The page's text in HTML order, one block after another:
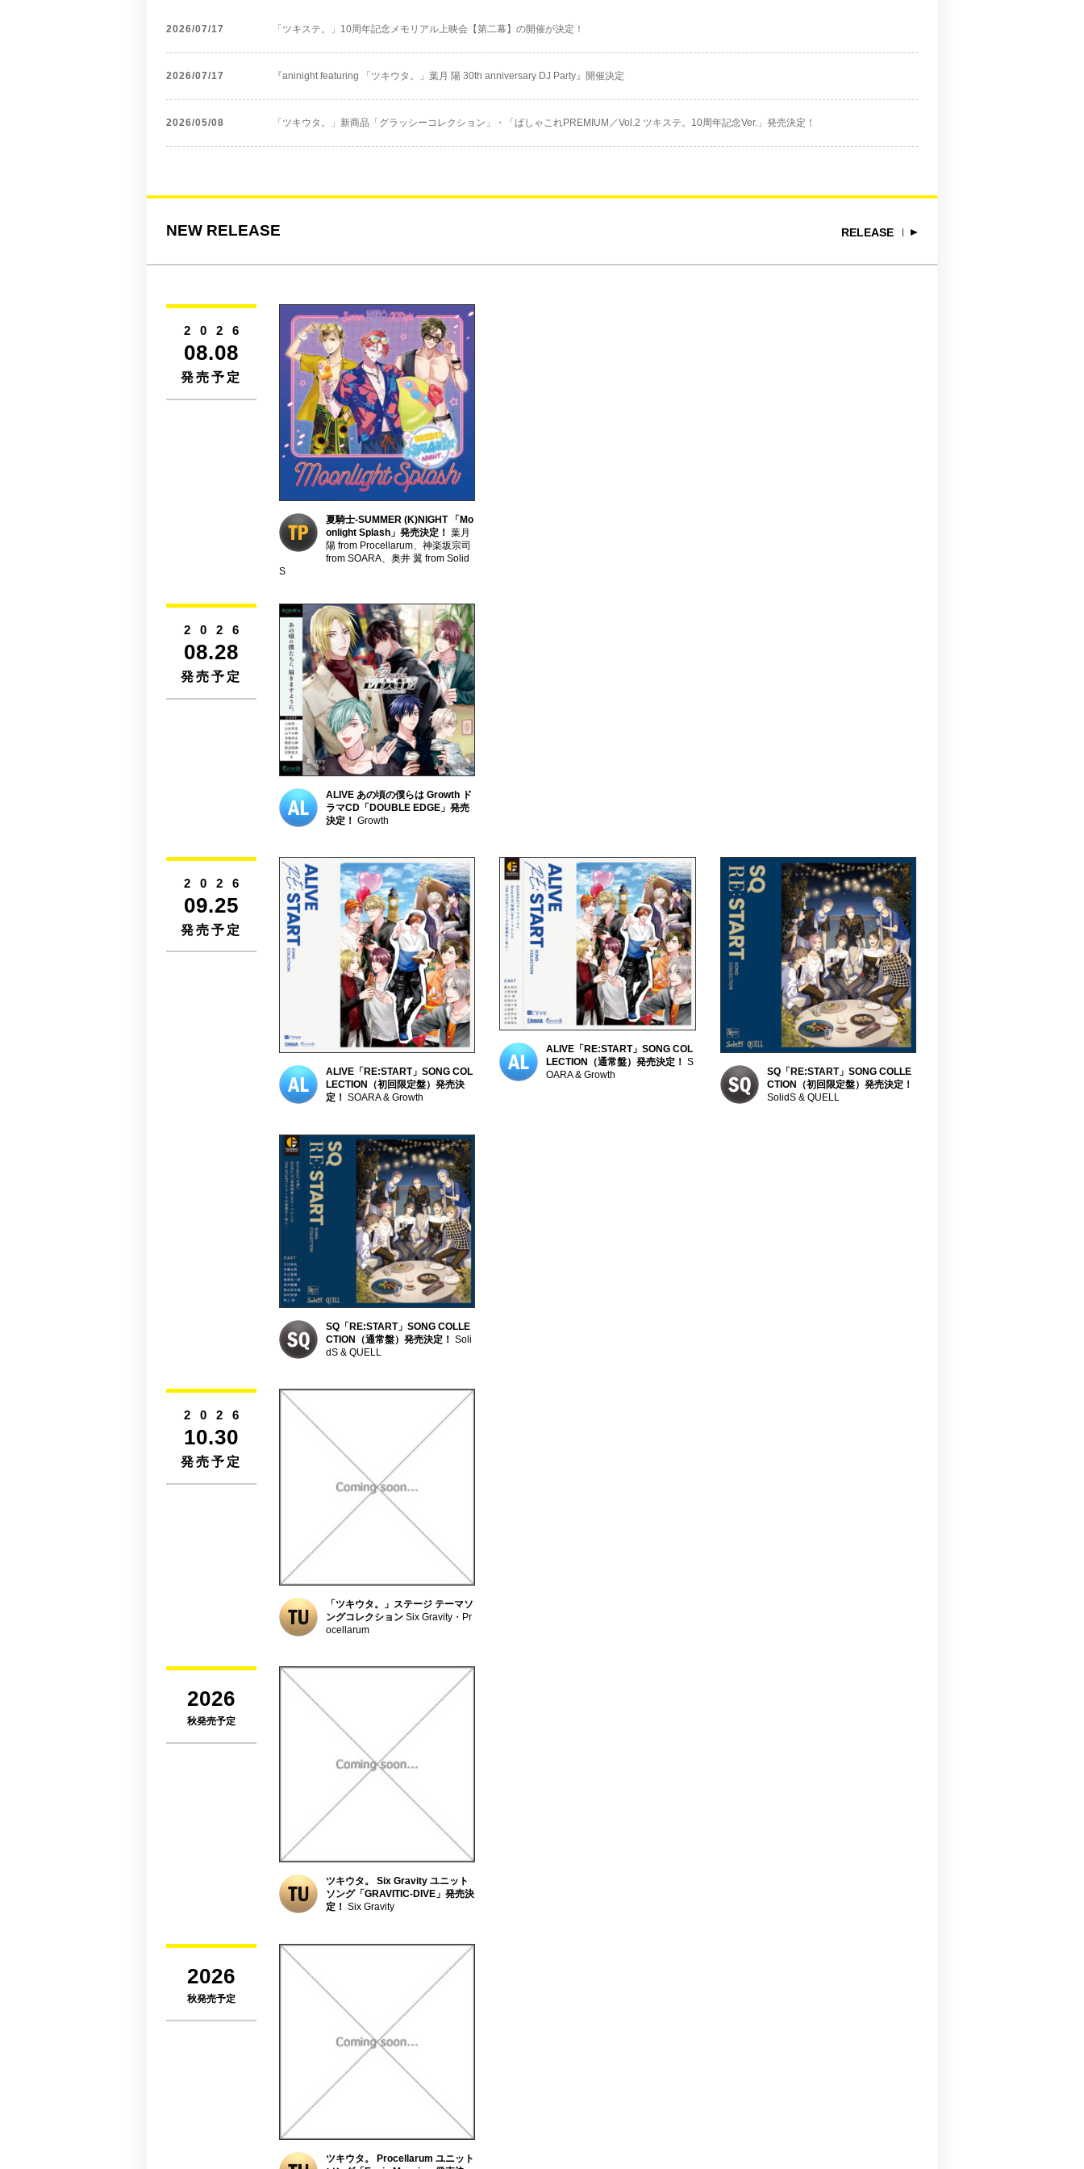
2026/07/17 「ツキステ。」10周年記念メモリアル上映会【第二幕】の開催が決定！
2026/07/17 『aninight featuring 「ツキウタ。」葉月 陽 30th anniversary DJ Party』開催決定
2026/05/08 「ツキウタ。」新商品「グラッシーコレクション」・「ぱしゃこれPREMIUM／Vol.2 ツキステ。10周年記念Ver.」発売決定！
NEW RELEASE RELEASE
2026
08.08
発売予定
夏騎士-SUMMER (K)NIGHT 「Mo
onlight Splash」発売決定！ 葉月
陽 from Procellarum、神楽坂宗司
from SOARA、奥井 翼 from Solid
S
2026
08.28
発売予定
ALIVE あの頃の僕らは Growth ド
ラマCD「DOUBLE EDGE」発売
決定！ Growth
2026
09.25
発売予定
ALIVE「RE:START」SONG COL
LECTION（初回限定盤）発売決
定！ SOARA & Growth
ALIVE「RE:START」SONG COL
LECTION（通常盤）発売決定！ S
OARA & Growth
SQ「RE:START」SONG COLLE
CTION（初回限定盤）発売決定！
SolidS & QUELL
SQ「RE:START」SONG COLLE
CTION（通常盤）発売決定！ Soli
dS & QUELL
2026
10.30
発売予定
「ツキウタ。」ステージ テーマソ
ングコレクション Six Gravity・Pr
ocellarum
2026
秋発売予定
ツキウタ。 Six Gravity ユニット
ソング「GRAVITIC-DIVE」発売決
定！ Six Gravity
2026
秋発売予定
ツキウタ。 Procellarum ユニット